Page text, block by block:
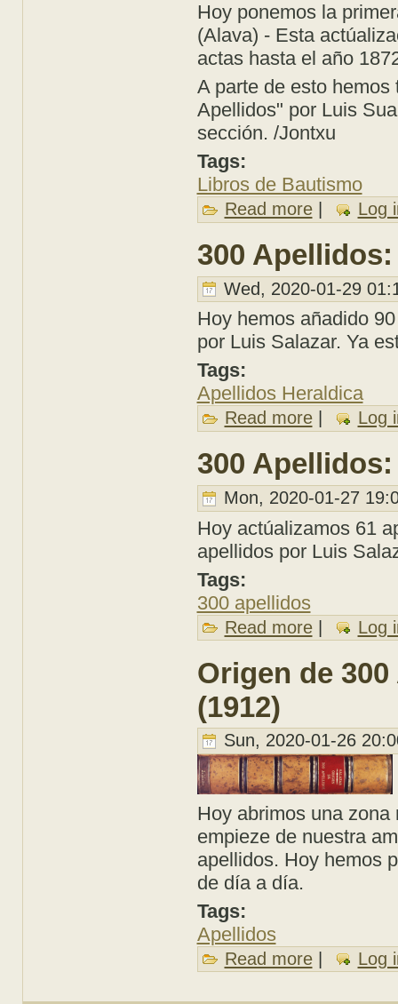
Hoy ponemos la
(Alava) - Esta
actas hasta el año
A parte de esto
Apellidos" por Luis
sección. /Jontxu
Tags:
Libros de Bautismo
Read more about Libro de
| Log
300
Wed, 2020-01-29
Hoy hemos añadido
por Luis Salazar. Ya
Tags:
Apellidos Heraldica
Read more about 300
| Log
300
Mon, 2020-01-27
Hoy actúalizamos 61
apellidos por Luis
Tags:
300 apellidos
Read more about 300
| Log
Origen de
(1912)
Sun, 2020-01-26
Hoy abrimos una
empieze de nuestra
apellidos. Hoy hemos
de día a día.
Tags:
Apellidos
Read more about Origen de
| Log